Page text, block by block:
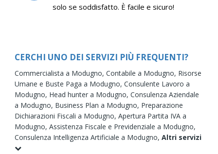
solo se soddisfatto. È facile e sicuro!
CERCHI UNO DEI SERVIZI PIÙ FREQUENTI?
Commercialista a Modugno, Contabile a Modugno, Risorse
Umane e Buste Paga a Modugno, Consulente Lavoro a
Modugno, Head hunter a Modugno, Consulenza Aziendale
a Modugno, Business Plan a Modugno, Preparazione
Dichiarazioni Fiscali a Modugno, Apertura Partita IVA a
Modugno, Assistenza Fiscale e Previdenziale a Modugno,
Consulenza Intelligenza Artificiale a Modugno, Altri servizi